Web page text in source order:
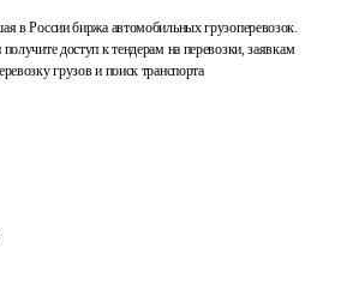
в России биржа автомобильных грузоперевозок.
получите доступ к тендерам на перевозки, заявкам
грузов и поиск транспорта